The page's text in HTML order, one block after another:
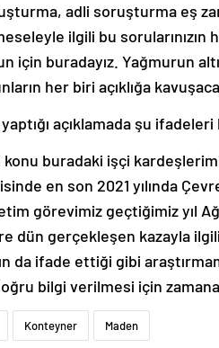
adli soruşturma eş
ilgili bu sorularınızın
için buradayız. Yağmurun
her biri açıklığa
açıklamada şu ifadeleri
konu buradaki işçi
en son 2021 yılında
görevimiz geçtiğimiz yıl
dün gerçekleşen kazayla
da ifade ettiği gibi
bilgi verilmesi için
Konteyner Maden